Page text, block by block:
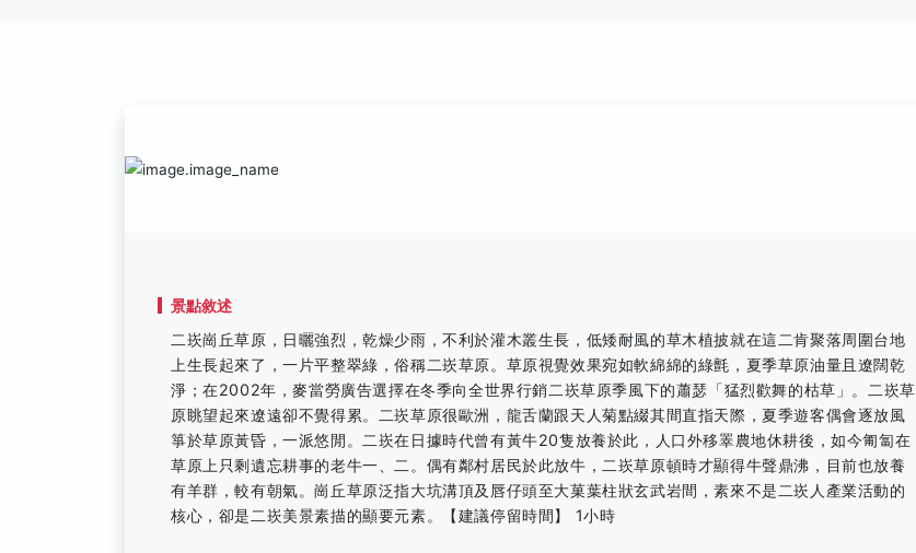
景點敘述
二崁崗丘草原，日曬強烈，乾燥少雨，不利於灌木叢生長，低矮耐風的草木植披就在這二肯聚落周圍台地
上生長起來了，一片平整翠綠，俗稱二崁草原。草原視覺效果宛如軟綿綿的綠氈，夏季草原油量且遼闊乾
淨；在2002年，麥當勞廣告選擇在冬季向全世界行銷二崁草原季風下的蕭瑟「猛烈歡舞的枯草」。二崁草
原眺望起來遼遠卻不覺得累。二崁草原很歐洲，龍舌蘭跟天人菊點綴其間直指天際，夏季遊客偶會逐放風
箏於草原黃昏，一派悠閒。二崁在日據時代曾有黃牛20隻放養於此，人口外移睪農地休耕後，如今匍匐在
草原上只剩遺忘耕事的老牛一、二。偶有鄰村居民於此放牛，二崁草原頓時才顯得牛聲鼎沸，目前也放養
有羊群，較有朝氣。崗丘草原泛指大坑溝頂及唇仔頭至大菓葉柱狀玄武岩間，素來不是二崁人產業活動的
核心，卻是二崁美景素描的顯要元素。【建議停留時間】 1小時